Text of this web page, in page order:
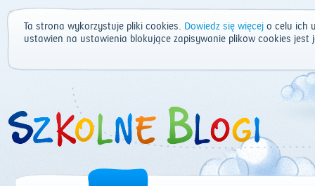
Ta strona wykorzystuje pliki cookies. Dowiedz się więcej o celu ich
ustawień na ustawienia blokujące zapisywanie plików cookies